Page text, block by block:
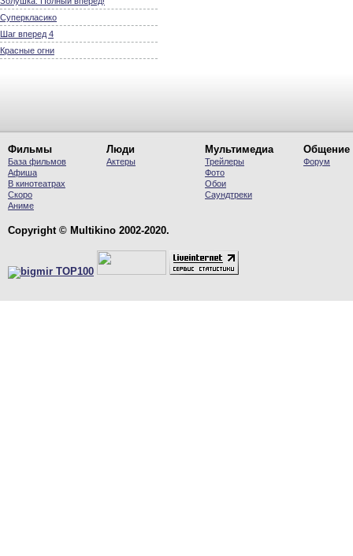
Суперкласико
Шаг вперед 4
Красные огни
Фильмы
База фильмов
Афиша
В кинотеатрах
Скоро
Аниме
Люди
Актеры
Мультимедиа
Трейлеры
Фото
Обои
Саундтреки
Общение
Форум
Copyright © Multikino 2002-2020.